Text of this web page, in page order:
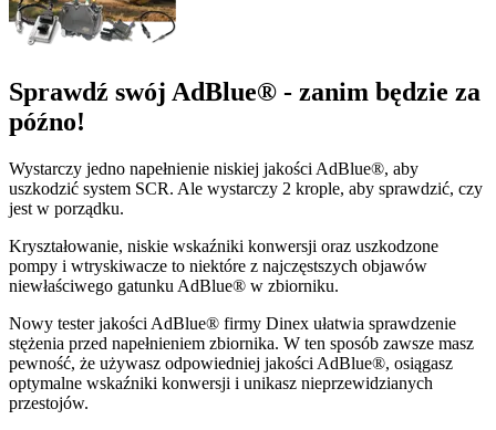
Sprawdź swój AdBlue® - zanim będzie za
późno!
Wystarczy jedno napełnienie niskiej jakości AdBlue®, aby
uszkodzić system SCR. Ale wystarczy 2 krople, aby sprawdzić, czy
jest w porządku.
Kryształowanie, niskie wskaźniki konwersji oraz uszkodzone
pompy i wtryskiwacze to niektóre z najczęstszych objawów
niewłaściwego gatunku AdBlue® w zbiorniku.
Nowy tester jakości AdBlue® firmy Dinex ułatwia sprawdzenie
stężenia przed napełnieniem zbiornika. W ten sposób zawsze masz
pewność, że używasz odpowiedniej jakości AdBlue®, osiągasz
optymalne wskaźniki konwersji i unikasz nieprzewidzianych
przestojów.